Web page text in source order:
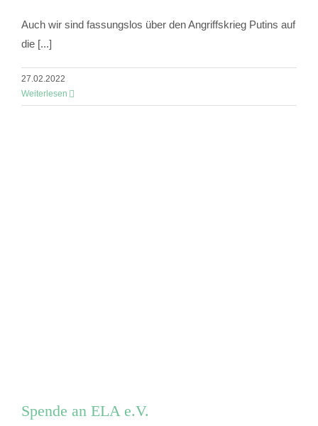
Auch wir sind fassungslos über den Angriffskrieg Putins auf
die [...]
27.02.2022
Weiterlesen
Spende an ELA e.V.